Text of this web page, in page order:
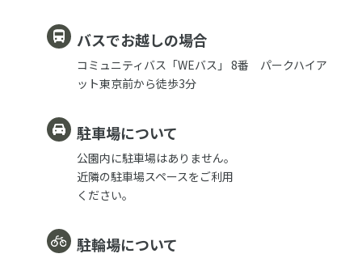
バスでお越しの場合
コミュニティバス「WEバス」 8番 パークハイア
ット東京前から徒歩3分
駐車場について
公園内に駐車場はありません。
近隣の駐車場スペースをご利用
ください。
駐輪場について